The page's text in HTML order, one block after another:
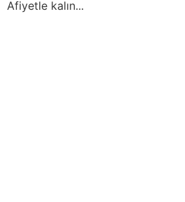
Afiyetle kalın...